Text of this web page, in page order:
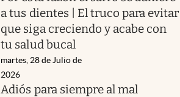
a tus dientes | El truco para evitar
que siga creciendo y acabe con
tu salud bucal
martes, 28 de Julio de
2026
Adiós para siempre al mal